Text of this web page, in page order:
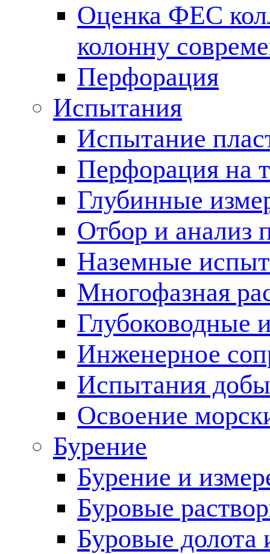
Оценка ФЕС
колонну
Перфорация
Испытания
Испытание
Перфорация на
Глубинные
Отбор и анализ
Наземные
Многофазная
Глубоководные
Инженерное
Испытания
Освоение
Бурение
Бурение и
Буровые
Буровые долота